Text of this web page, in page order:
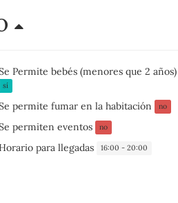
Permite bebés (menores que 2 años)
sí
permite fumar en la habitación no
permiten eventos no
para llegadas 16:00 - 20:00